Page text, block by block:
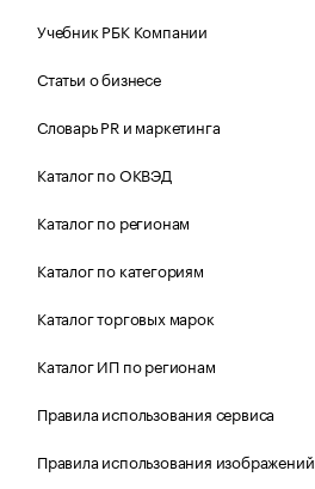
Учебник РБК Компании
Статьи о бизнесе
Словарь PR и маркетинга
Каталог по ОКВЭД
Каталог по регионам
Каталог по категориям
Каталог торговых марок
Каталог ИП по регионам
Правила использования сервиса
Правила использования изображений